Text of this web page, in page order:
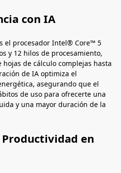
con IA
el procesador Intel® Core™ 5
y 12 hilos de procesamiento,
de cálculo complejas hasta
de IA optimiza el
asegurando que el
de uso para ofrecerte una
y una mayor duración de la
en